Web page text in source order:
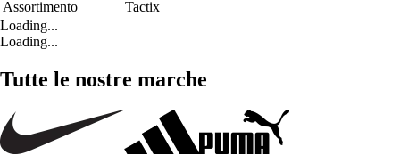
Assortimento
Tactix
Loading...
Loading...
Tutte le nostre marche